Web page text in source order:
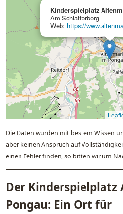
Kinderspielplatz
Am Schlatterberg
Web: https://
Die Daten wurden mit bestem Wissen
aber keinen Anspruch auf
einen Fehler finden, so bitten wir um
Der
Pongau: Ein Ort für